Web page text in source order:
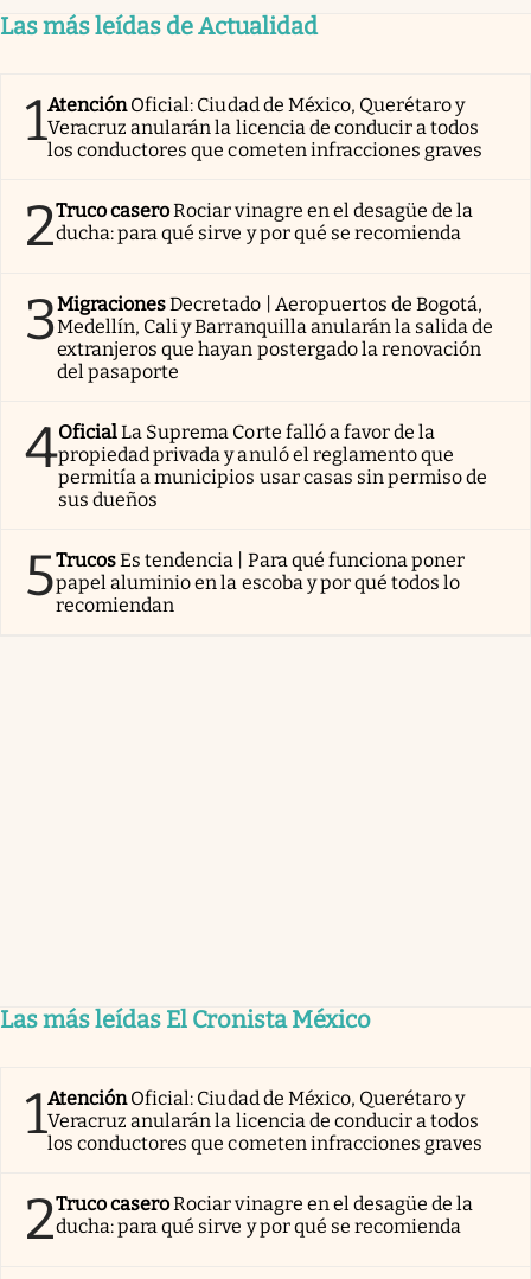
Las más leídas de Actualidad
1AtenciónOficial: Ciudad de México, Querétaro y
Veracruz anularán la licencia de conducir a todos
los conductores que cometen infracciones graves
2Truco caseroRociar vinagre en el desagüe de la
ducha: para qué sirve y por qué se recomienda
3MigracionesDecretado | Aeropuertos de Bogotá,
Medellín, Cali y Barranquilla anularán la salida de
extranjeros que hayan postergado la renovación
del pasaporte
4OficialLa Suprema Corte falló a favor de la
propiedad privada y anuló el reglamento que
permitía a municipios usar casas sin permiso de
sus dueños
5TrucosEs tendencia | Para qué funciona poner
papel aluminio en la escoba y por qué todos lo
recomiendan
Las más leídas El Cronista México
1AtenciónOficial: Ciudad de México, Querétaro y
Veracruz anularán la licencia de conducir a todos
los conductores que cometen infracciones graves
2Truco caseroRociar vinagre en el desagüe de la
ducha: para qué sirve y por qué se recomienda